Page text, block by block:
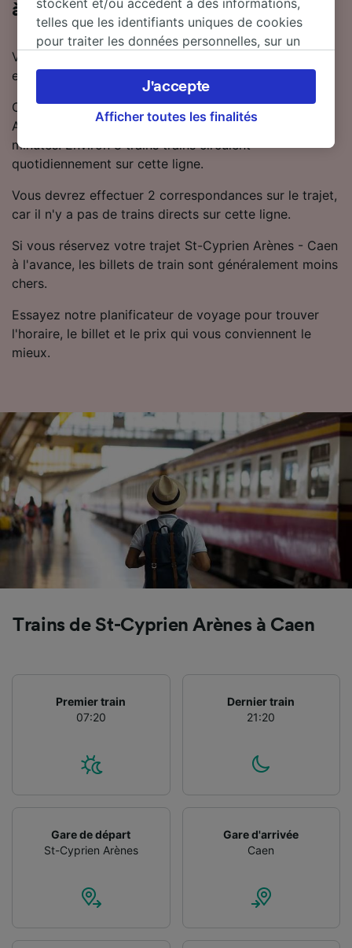
à Caen
Vous souhaitez voyager de St-Cyprien Arènes à Caen
en train ? Vous êtes au bon endroit !
On estime que le trajet en train entre St-Cyprien
Arènes et Caen dure en moyenne 11 heures 28
minutes. Environ 8 trains trains circulent
quotidiennement sur cette ligne.
Vous devrez effectuer 2 correspondances sur le trajet,
car il n'y a pas de trains directs sur cette ligne.
Si vous réservez votre trajet St-Cyprien Arènes - Caen
à l'avance, les billets de train sont généralement moins
chers.
Essayez notre planificateur de voyage pour trouver
l'horaire, le billet et le prix qui vous conviennent le
mieux.
Trains de St-Cyprien Arènes à Caen
Premier train
07:20
Dernier train
21:20
Gare de départ
St-Cyprien Arènes
Gare d'arrivée
Caen
stockent et/ou accèdent à des informations,
telles que les identifiants uniques de cookies
pour traiter les données personnelles, sur un
préférences, notamment en exerçant votre
droit d’opposition à l’intérêt légitime, en
cliquant ci-dessous ou à tout moment sur la
préférences seront signalées à nos partenaires
et n’affecteront pas les données de navigation.
Vos données ne seront pas utilisées à des fins
de traçage si vous nous avez demandé de ne
Nos équipes ainsi que nos partenaires
externes, traitent des données selon les
Utiliser des données de géolocalisation
précises. Analyser activement les
caractéristiques de l’appareil pour
performance des publicités et du contenu,
études d’audience et développement de
services.
Liste de nos partenaires (fournisseurs)
Afficher toutes les finalités
J'accepte